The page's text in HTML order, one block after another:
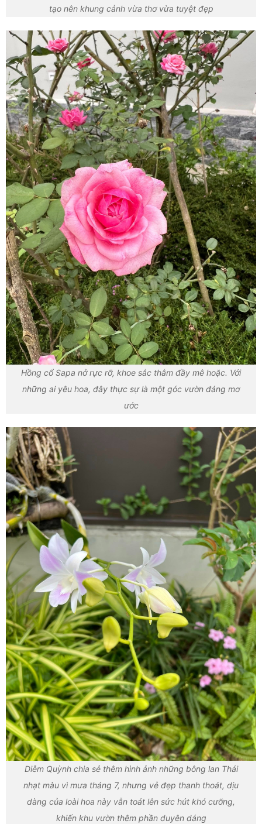
tạo nên khung cảnh vừa thơ vừa tuyệt đẹp
Hồng cổ Sapa nở rực rỡ, khoe sắc thắm đầy mê hoặc. Với
những ai yêu hoa, đây thực sự là một góc vườn đáng mơ
ước
Diễm Quỳnh chia sẻ thêm hình ảnh những bông lan Thái
nhạt màu vì mưa tháng 7, nhưng vẻ đẹp thanh thoát, dịu
dàng của loài hoa này vẫn toát lên sức hút khó cưỡng,
khiến khu vườn thêm phần duyên dáng